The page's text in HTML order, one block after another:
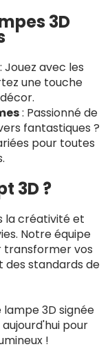
3D
: Jouez avec les
une touche
: Passionné de
fantastiques ?
pour toutes
3D ?
la créativité et
Notre équipe
transformer vos
des standards de
3D signée
pour
!